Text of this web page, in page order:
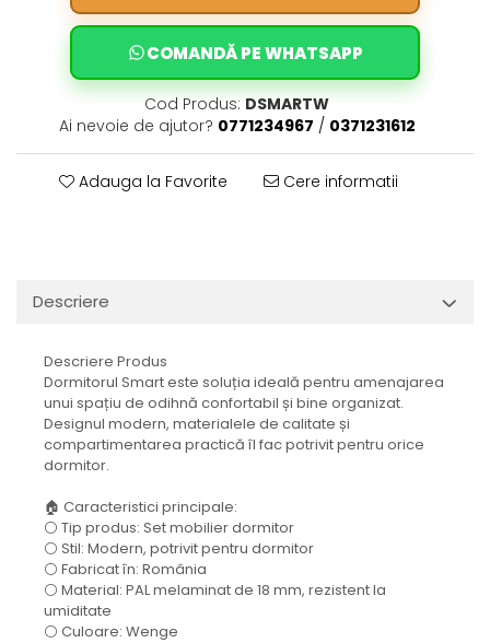
COMANDĂ PE WHATSAPP
Cod Produs: DSMARTW
Ai nevoie de ajutor? 0771234967 / 0371231612
Adauga la Favorite Cere informatii
Descriere
Descriere Produs
Dormitorul Smart este soluția ideală pentru amenajarea
unui spațiu de odihnă confortabil și bine organizat.
Designul modern, materialele de calitate și
compartimentarea practică îl fac potrivit pentru orice
dormitor.
🏠 Caracteristici principale:
⚪ Tip produs: Set mobilier dormitor
⚪ Stil: Modern, potrivit pentru dormitor
⚪ Fabricat în: România
⚪ Material: PAL melaminat de 18 mm, rezistent la
umiditate
⚪ Culoare: Wenge